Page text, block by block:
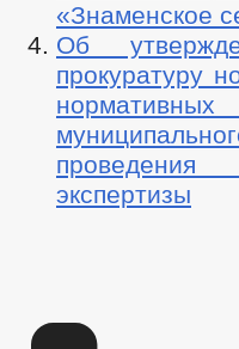
«Знаменское
Об
прокуратуру
экспертизы